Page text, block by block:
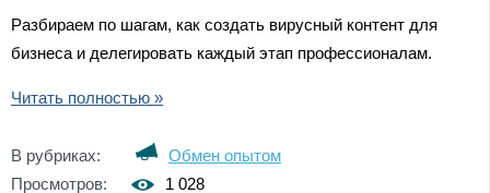
Разбираем по шагам, как создать вирусный контент для
бизнеса и делегировать каждый этап профессионалам.
Читать полностью »
В рубриках:
Обмен опытом
Просмотров:
1 028